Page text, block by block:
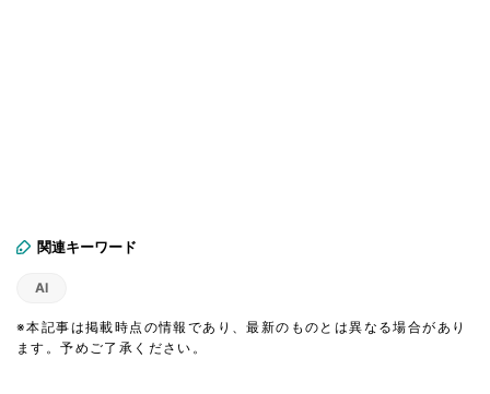
関連キーワード
AI
※本記事は掲載時点の情報であり、最新のものとは異なる場合があり
ます。予めご了承ください。